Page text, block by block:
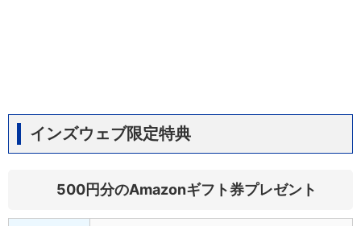
インズウェブ限定特典
500円分のAmazonギフト券プレゼント